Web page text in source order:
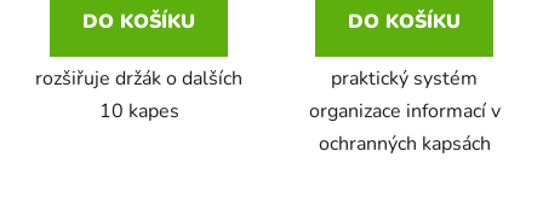
DO KOŠÍKU
rozšiřuje držák o dalších
10 kapes
DO KOŠÍKU
praktický systém
organizace informací v
ochranných kapsách